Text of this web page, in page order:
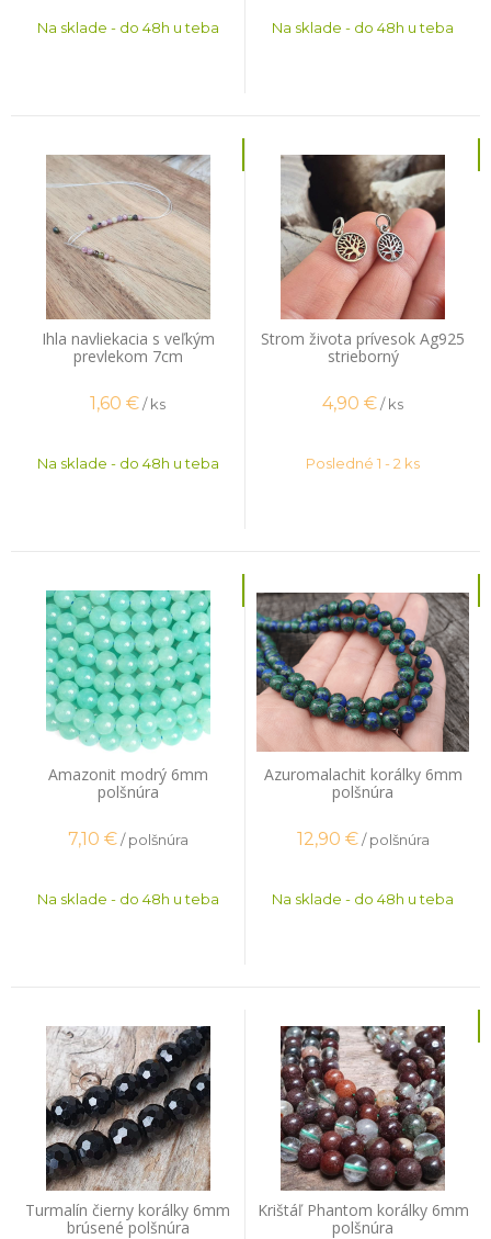
Na sklade - do 48h u teba Na sklade - do 48h u teba
Ihla navliekacia s veľkým
prevlekom 7cm
1,60 €/ ks
Na sklade - do 48h u teba
Strom života prívesok Ag925
strieborný
4,90 €/ ks
Posledné 1 - 2 ks
Amazonit modrý 6mm
polšnúra
7,10 € / polšnúra
Na sklade - do 48h u teba
Azuromalachit korálky 6mm
polšnúra
12,90 € / polšnúra
Na sklade - do 48h u teba
Turmalín čierny korálky 6mm
brúsené polšnúra
Krištáľ Phantom korálky 6mm
polšnúra